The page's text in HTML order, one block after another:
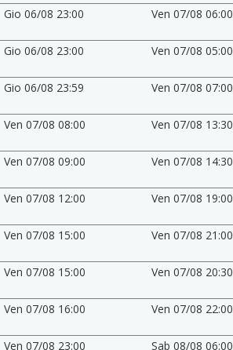
Gio 06/08 23:00 Ven 07/08 06:00
Gio 06/08 23:00 Ven 07/08 05:00
Gio 06/08 23:59 Ven 07/08 07:00
Ven 07/08 08:00 Ven 07/08 13:30
Ven 07/08 09:00 Ven 07/08 14:30
Ven 07/08 12:00 Ven 07/08 19:00
Ven 07/08 15:00 Ven 07/08 21:00
Ven 07/08 15:00 Ven 07/08 20:30
Ven 07/08 16:00 Ven 07/08 22:00
Ven 07/08 23:00 Sab 08/08 06:00